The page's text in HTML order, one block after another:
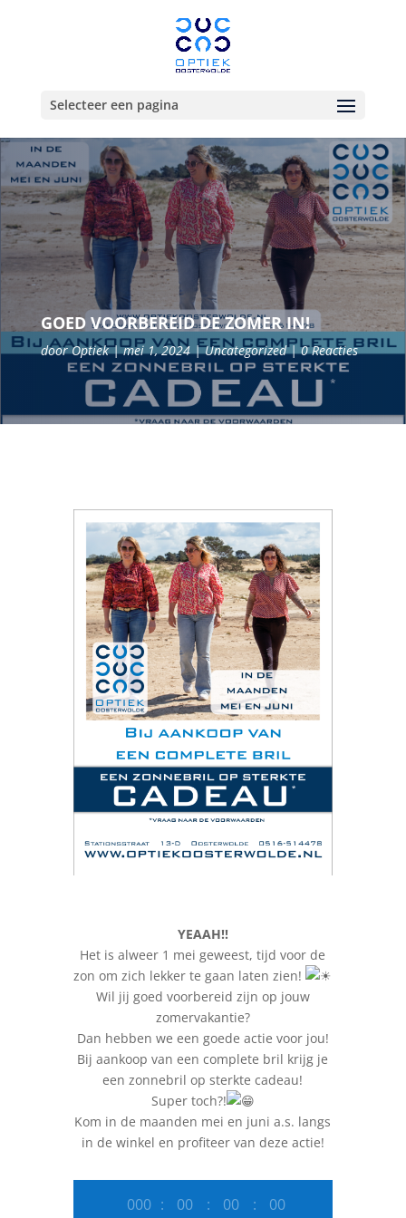
Selecteer een pagina
GOED VOORBEREID DE ZOMER IN!
doorOptiek mei 1, 2024 Uncategorized 0 Reacties
YEAAH!!
Het is alweer 1 mei geweest, tijd voor de
zon om zich lekker te gaan laten zien!
Wil jij goed voorbereid zijn op jouw
zomervakantie?
Dan hebben we een goede actie voor jou!
Bij aankoop van een complete bril krijg je
een zonnebril op sterkte cadeau!
Super toch?!
Kom in de maanden mei en juni a.s. langs
in de winkel en profiteer van deze actie!
000 : 00 : 00 : 00